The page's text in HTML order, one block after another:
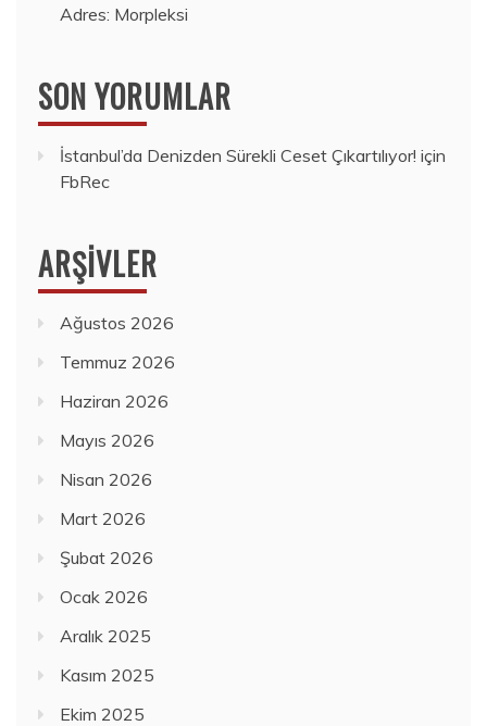
Adres: Morpleksi
SON YORUMLAR
İstanbul’da Denizden Sürekli Ceset Çıkartılıyor! için
FbRec
ARŞIVLER
Ağustos 2026
Temmuz 2026
Haziran 2026
Mayıs 2026
Nisan 2026
Mart 2026
Şubat 2026
Ocak 2026
Aralık 2025
Kasım 2025
Ekim 2025